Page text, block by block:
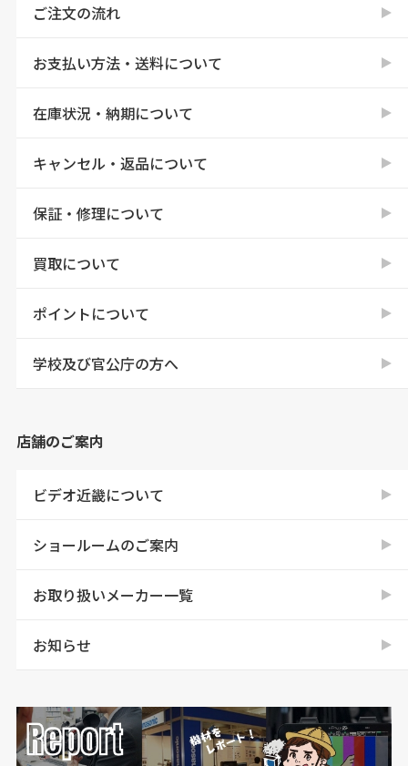
ご注文の流れ
お支払い方法・送料について
在庫状況・納期について
キャンセル・返品について
保証・修理について
買取について
ポイントについて
学校及び官公庁の方へ
店舗のご案内
ビデオ近畿について
ショールームのご案内
お取り扱いメーカー一覧
お知らせ